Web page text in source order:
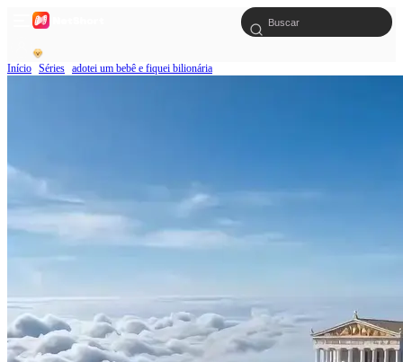
Início Séries adotei um bebê e fiquei bilionária